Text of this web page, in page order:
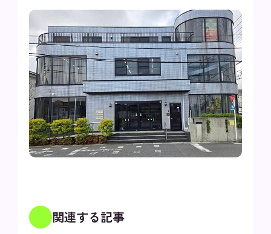
関連する記事